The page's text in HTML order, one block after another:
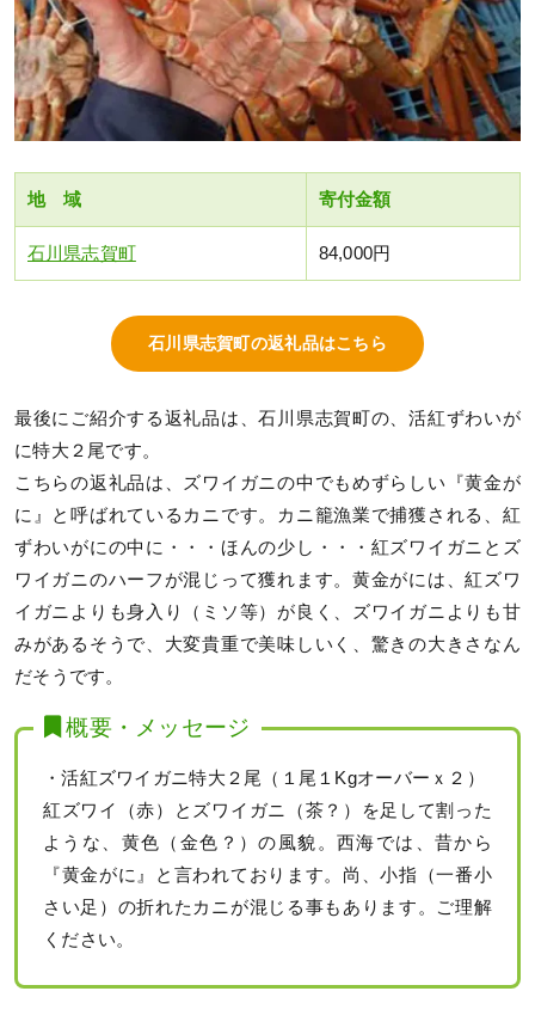
地 域 寄付金額
石川県志賀町 84,000円
石川県志賀町の返礼品はこちら
最後にご紹介する返礼品は、石川県志賀町の、活紅ずわいが
に特大２尾です。
こちらの返礼品は、ズワイガニの中でもめずらしい『黄金が
に』と呼ばれているカニです。カニ籠漁業で捕獲される、紅
ずわいがにの中に・・・ほんの少し・・・紅ズワイガニとズ
ワイガニのハーフが混じって獲れます。黄金がには、紅ズワ
イガニよりも身入り（ミソ等）が良く、ズワイガニよりも甘
みがあるそうで、大変貴重で美味しいく、驚きの大きさなん
だそうです。
概要・メッセージ
・活紅ズワイガニ特大２尾（１尾１Kgオーバーｘ２）
紅ズワイ（赤）とズワイガニ（茶？）を足して割った
ような、黄色（金色？）の風貌。西海では、昔から
『黄金がに』と言われております。尚、小指（一番小
さい足）の折れたカニが混じる事もあります。ご理解
ください。